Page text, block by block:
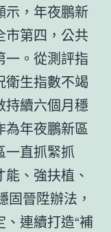
示，年夜鵬新
市第四，公共
一。從測評指
衛生指數不竭
持續六個月穩
為年夜鵬新區
一直抓緊抓
、強扶植、
固晉陞辦法，
連續打造“補